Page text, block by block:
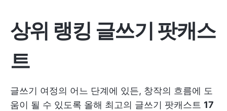
상위 랭킹 글쓰기 팟캐스
트
글쓰기 여정의 어느 단계에 있든, 창작의 흐름에 도
움이 될 수 있도록 올해 최고의 글쓰기 팟캐스트 17